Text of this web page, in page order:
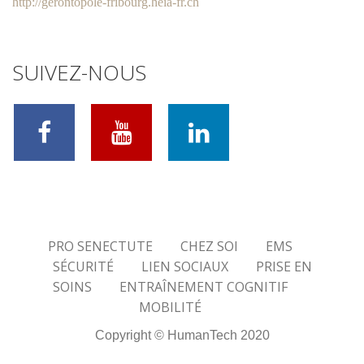
SUIVEZ-NOUS
PRO SENECTUTE CHEZ SOI
EMS
SÉCURITÉ
LIEN SOCIAUX
PRISE EN
SOINS
ENTRAÎNEMENT COGNITIF
MOBILITÉ
Copyright © HumanTech 2020